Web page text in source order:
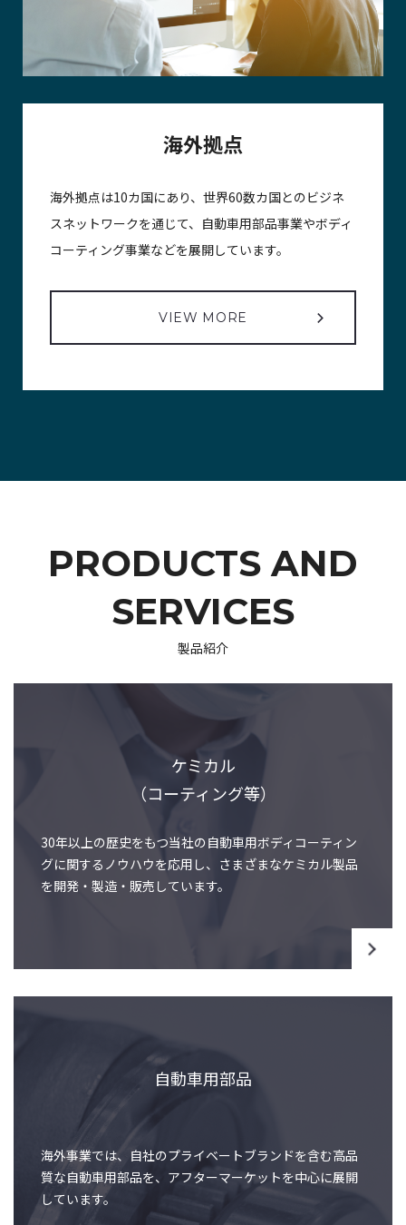
海外拠点
海外拠点は10カ国にあり、世界60数カ国とのビジネ
スネットワークを通じて、自動車用部品事業やボディ
コーティング事業などを展開しています。
VIEW MORE
PRODUCTS AND
SERVICES
製品紹介
ケミカル
（コーティング等）
30年以上の歴史をもつ当社の自動車用ボディコーティン
グに関するノウハウを応用し、さまざまなケミカル製品
を開発・製造・販売しています。
自動車用部品
海外事業では、自社のプライベートブランドを含む高品
質な自動車用部品を、アフターマーケットを中心に展開
しています。